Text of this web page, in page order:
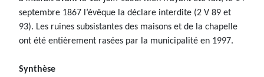
septembre 1867 l’évêque la déclare interdite (2 V 89 et
93). Les ruines subsistantes des maisons et de la chapelle
ont été entièrement rasées par la municipalité en 1997.
Synthèse